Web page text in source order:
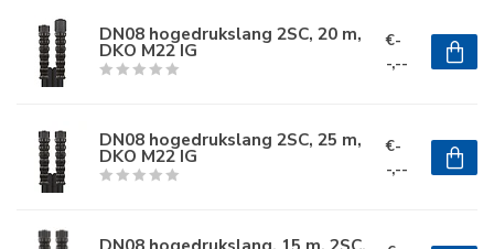
DN08 hogedrukslang 2SC, 20 m,
DKO M22 IG
€-
-,--
DN08 hogedrukslang 2SC, 25 m,
DKO M22 IG
€-
-,--